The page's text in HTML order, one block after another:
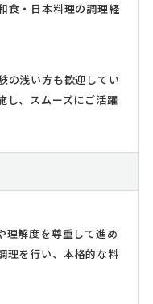
食・日本料理の調理経
の浅い方も歓迎してい
し、スムーズにご活躍
理解度を尊重して進め
理を行い、本格的な料